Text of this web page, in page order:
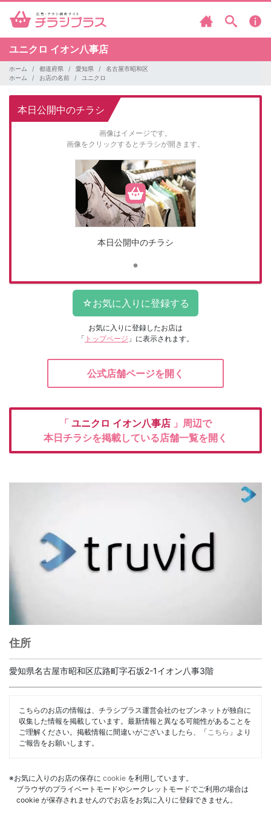
ユニクロ イオン八事店
ホーム 都道府県 愛知県
名古屋市昭和区
ホーム
お店の名前 ユニクロ
本日公開中のチラシ
画像はイメージです。
画像をクリックするとチラシが開きます。
本日公開中のチラシ
お気に入りに登録したお店は
「 トップページ 」に表示されます。
公式店舗ページを開く
「 ユニクロ イオン八事店 」周辺で
本日チラシを掲載している店舗一覧を開く
住所
愛知県名古屋市昭和区広路町字石坂2-1イオン八事3階
こちらのお店の情報は、チラシプラス運営会社のセブンネットが独自に
収集した情報を掲載しています。最新情報と異なる可能性があることを
ご理解ください。掲載情報に間違いがございましたら、「 こちら 」より
ご報告をお願いします。
※お気に入りのお店の保存に cookie を利用しています。
ブラウザのプライベートモードやシークレットモードでご利用の場合は
cookie が保存されませんのでお店をお気に入りに登録できません。